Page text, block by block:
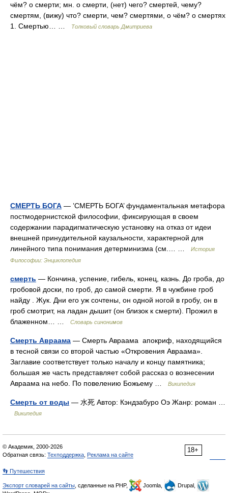
чём? о смерти; мн. о смерти, (нет) чего? смертей, чему?
смертям, (вижу) что? смерти, чем? смертями, о чём? о смертях
1. Смертью… …
Толковый словарь Дмитриева
СМЕРТЬ БОГА — ’СМЕРТЬ БОГА’ фундаментальная метафора
постмодернистской философии, фиксирующая в своем
содержании парадигматическую установку на отказ от идеи
внешней принудительной каузальности, характерной для
линейного типа понимания детерминизма (см.… …
История
Философии: Энциклопедия
смерть — Кончина, успение, гибель, конец, казнь. До гроба, до
гробовой доски, по гроб, до самой смерти. Я в чужбине гроб
найду . Жук. Дни его уж сочтены, он одной ногой в гробу, он в
гроб смотрит, на ладан дышит (он близок к смерти). Прожил в
блаженном… …
Словарь синонимов
Смерть Авраама — Смерть Авраама апокриф, находящийся
в тесной связи со второй частью «Откровения Авраама».
Заглавие соответствует только началу и концу памятника;
большая же часть представляет собой рассказ о вознесении
Авраама на небо. По повелению Божьему …
Википедия
Смерть от воды — 水死 Автор: Кэндзабуро Оэ Жанр: роман …
Википедия
18+
© Академик, 2000-2026
Обратная связь: Техподдержка Реклама на сайте
👣 Путешествия
Экспорт словарей на сайты , сделанные на PHP, Joomla,
Drupal,